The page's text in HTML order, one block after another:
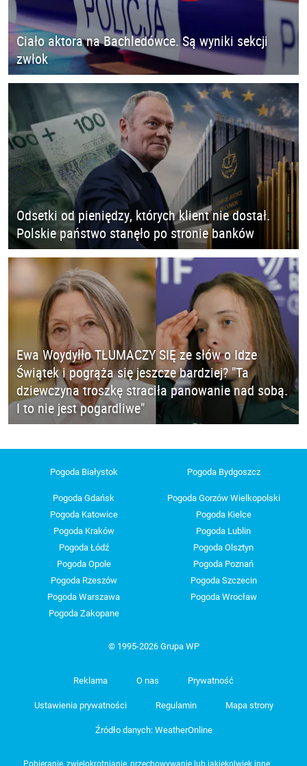
Ciało aktora na Bachledówce. Są wyniki sekcji
zwłok
Odsetki od pieniędzy, których klient nie dostał.
Polskie państwo stanęło po stronie banków
Ewa Woydyłło TŁUMACZY SIĘ ze słów o Idze
Świątek i pogrąża się jeszcze bardziej? "Ta
dziewczyna troszkę straciła panowanie nad sobą.
I to nie jest pogardliwe"
Pogoda Białystok Pogoda Bydgoszcz
Pogoda Gdańsk
Pogoda Gorzów Wielkopolski
Pogoda Katowice
Pogoda Kielce
Pogoda Kraków
Pogoda Lublin
Pogoda Łódź
Pogoda Olsztyn
Pogoda Opole
Pogoda Poznań
Pogoda Rzeszów
Pogoda Szczecin
Pogoda Warszawa
Pogoda Wrocław
Pogoda Zakopane
© 1995-2026 Grupa WP
Reklama O nas Prywatność
Ustawienia prywatności Regulamin Mapa strony
Źródło danych: WeatherOnline
Pobieranie, zwielokrotnianie, przechowywanie lub jakiekolwiek inne